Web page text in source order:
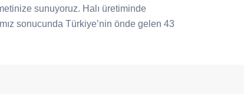
sunuyoruz. Halı üretiminde
sonucunda Türkiye’nin önde gelen 43